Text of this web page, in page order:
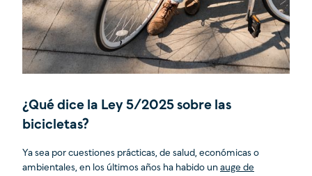
¿Qué dice la Ley 5/2025 sobre las
bicicletas?
Ya sea por cuestiones prácticas, de salud, económicas o
ambientales, en los últimos años ha habido un auge de